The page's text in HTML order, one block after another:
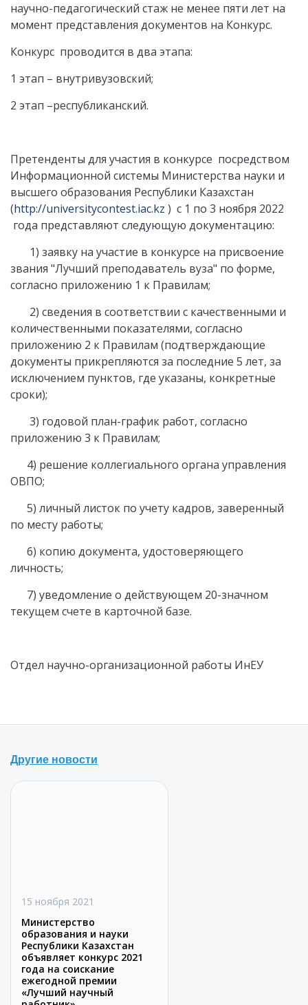
научно-педагогический стаж не менее пяти лет на
момент представления документов на Конкурс.
Конкурс проводится в два этапа:
1 этап – внутривузовский;
2 этап –республиканский.
Претенденты для участия в конкурсе посредством
Информационной системы Министерства науки и
высшего образования Республики Казахстан
(http://universitycontest.iac.kz ) с 1 по 3 ноября 2022
года представляют следующую документацию:
1) заявку на участие в конкурсе на присвоение
звания "Лучший преподаватель вуза" по форме,
согласно приложению 1 к Правилам;
2) сведения в соответствии с качественными и
количественными показателями, согласно
приложению 2 к Правилам (подтверждающие
документы прикрепляются за последние 5 лет, за
исключением пунктов, где указаны, конкретные
сроки);
3) годовой план-график работ, согласно
приложению 3 к Правилам;
4) решение коллегиального органа управления
ОВПО;
5) личный листок по учету кадров, заверенный
по месту работы;
6) копию документа, удостоверяющего
личность;
7) уведомление о действующем 20-значном
текущем счете в карточной базе.
Отдел научно-организационной работы ИнЕУ
Другие новости
15 ноября 2021
Министерство
образования и науки
Республики Казахстан
объявляет конкурс 2021
года на соискание
ежегодной премии
«Лучший научный